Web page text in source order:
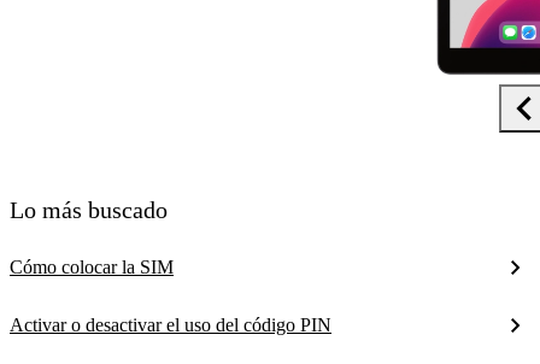
Lo más buscado
Cómo colocar la SIM
Activar o desactivar el uso del código PIN